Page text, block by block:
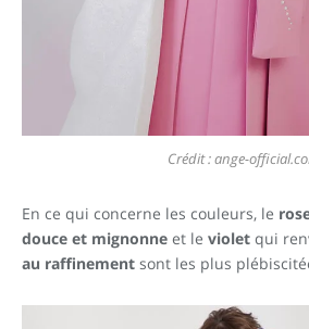
Crédit : ange-
En ce qui concerne les couleurs, le
douce et mignonne et le violet qui
au raffinement sont les plus